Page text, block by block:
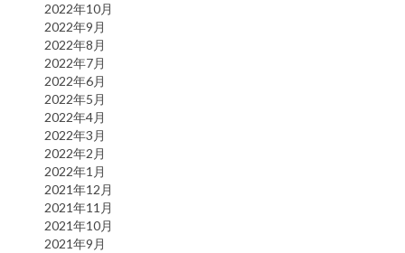
2022年10月
2022年9月
2022年8月
2022年7月
2022年6月
2022年5月
2022年4月
2022年3月
2022年2月
2022年1月
2021年12月
2021年11月
2021年10月
2021年9月